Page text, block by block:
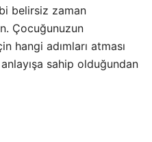
belirsiz zaman
Çocuğunuzun
hangi adımları atması
sahip olduğundan